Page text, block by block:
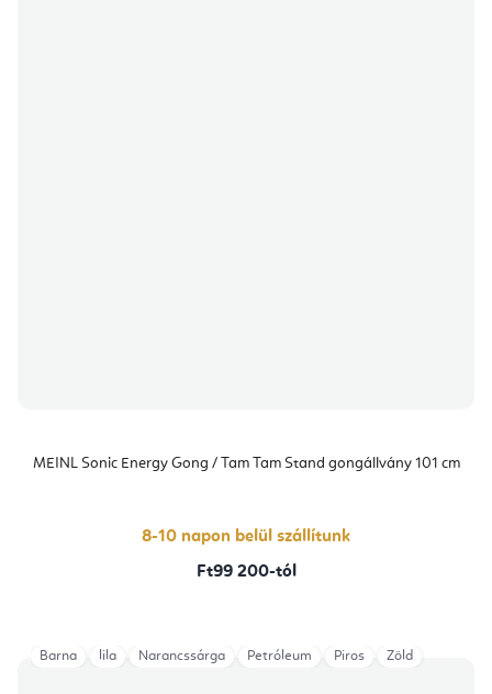
MEINL Sonic Energy Gong / Tam Tam Stand gongállvány 101 cm
8-10 napon belül szállítunk
Ft99 200-tól
Barna lila Narancssárga Petróleum Piros Zöld